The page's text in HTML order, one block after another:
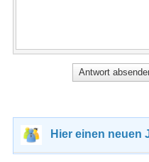
Hier einen neuen